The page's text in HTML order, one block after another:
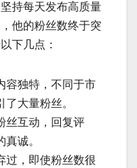
持每天发布高质量
他的粉丝数终于突
下几点：
容独特，不同于市
大量粉丝。
丝互动，回复评
诚。
过，即使粉丝数很